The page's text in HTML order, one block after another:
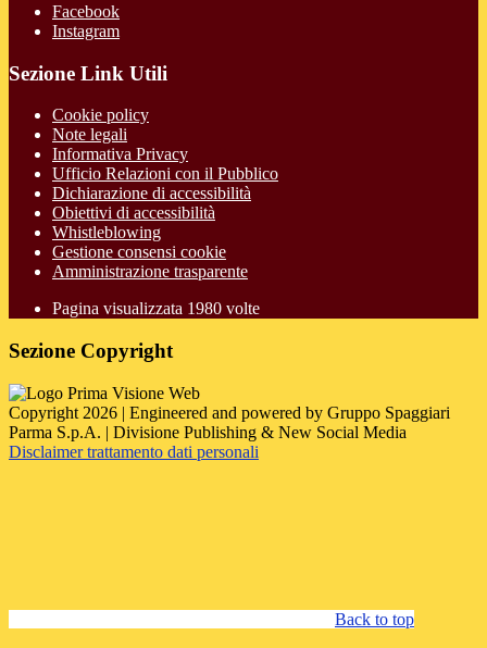
Facebook
Instagram
Sezione Link Utili
Cookie policy
Note legali
Informativa Privacy
Ufficio Relazioni con il Pubblico
Dichiarazione di accessibilità
Obiettivi di accessibilità
Whistleblowing
Gestione consensi cookie
Amministrazione trasparente
Pagina visualizzata 1980 volte
Sezione Copyright
Copyright 2026 | Engineered and powered by Gruppo Spaggiari
Parma S.p.A. | Divisione Publishing & New Social Media
Disclaimer trattamento dati personali
Back to top